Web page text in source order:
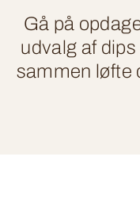
Gå på
udvalg af
sammen løfte